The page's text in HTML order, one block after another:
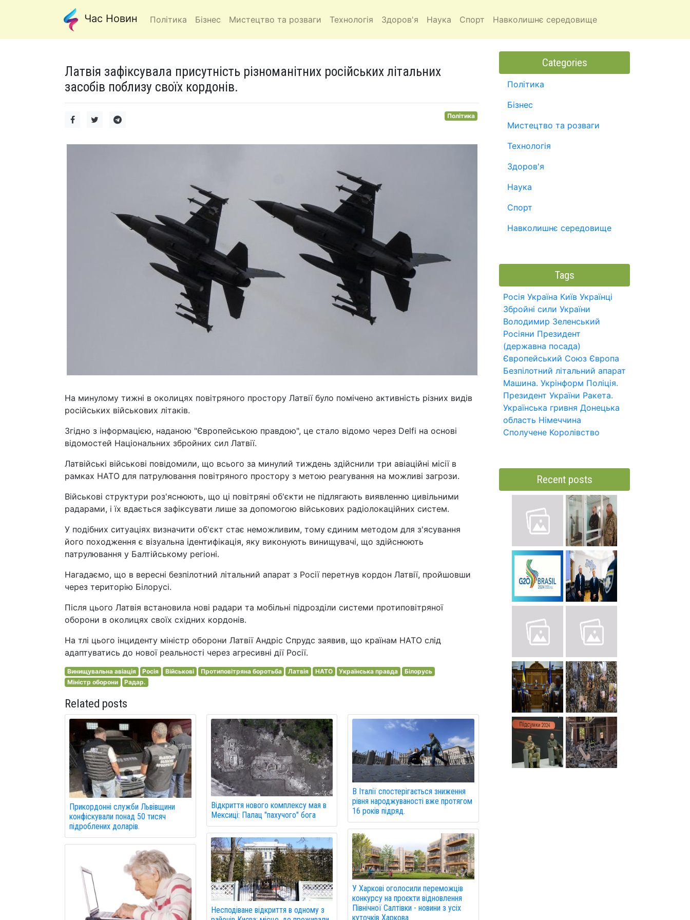
Час Новин Політика Бізнес Мистецтво та розваги Технологія Здоров'я Наука Спорт Навколишнє середовище
Латвія зафіксувала присутність різноманітних російських літальних
засобів поблизу своїх кордонів.
Політика
На минулому тижні в околицях повітряного простору Латвії було помічено активність різних видів
російських військових літаків.
Згідно з інформацією, наданою "Європейською правдою", це стало відомо через Delfi на основі
відомостей Національних збройних сил Латвії.
Латвійські військові повідомили, що всього за минулий тиждень здійснили три авіаційні місії в
рамках НАТО для патрулювання повітряного простору з метою реагування на можливі загрози.
Військові структури роз'яснюють, що ці повітряні об'єкти не підлягають виявленню цивільними
радарами, і їх вдається зафіксувати лише за допомогою військових радіолокаційних систем.
У подібних ситуаціях визначити об'єкт стає неможливим, тому єдиним методом для з'ясування
його походження є візуальна ідентифікація, яку виконують винищувачі, що здійснюють
патрулювання у Балтійському регіоні.
Нагадаємо, що в вересні безпілотний літальний апарат з Росії перетнув кордон Латвії, пройшовши
через територію Білорусі.
Після цього Латвія встановила нові радари та мобільні підрозділи системи протиповітряної
оборони в околицях своїх східних кордонів.
На тлі цього інциденту міністр оборони Латвії Андріс Спрудс заявив, що країнам НАТО слід
адаптуватись до нової реальності через агресивні дії Росії.
Винищувальна авіація Росія Військові Протиповітряна боротьба Латвія НАТО Українська правда
Білорусь
Міністр оборони
Радар.
Related posts
Прикордонні служби Львівщини
конфіскували понад 50 тисяч
підроблених доларів.
Відкриття нового комплексу мая в
Мексиці: Палац "пахучого" бога
Несподіване відкриття в одному з
В Італії спостерігається зниження
рівня народжуваності вже протягом
16 років підряд.
У Харкові оголосили переможців
конкурсу на проєкти відновлення
Північної Салтівки - новини з усіх
куточків Харкова.
Categories
Політика
Бізнес
Мистецтво та розваги
Технологія
Здоров'я
Наука
Спорт
Навколишнє середовище
Tags
Росія Україна Київ Українці
Збройні сили України
Володимир Зеленський
Росіяни Президент
(державна посада)
Європейський Союз Європа
Безпілотний літальний апарат
Машина. Укрінформ Поліція.
Президент України Ракета.
Українська гривня Донецька
область Німеччина
Сполучене Королівство
Recent posts